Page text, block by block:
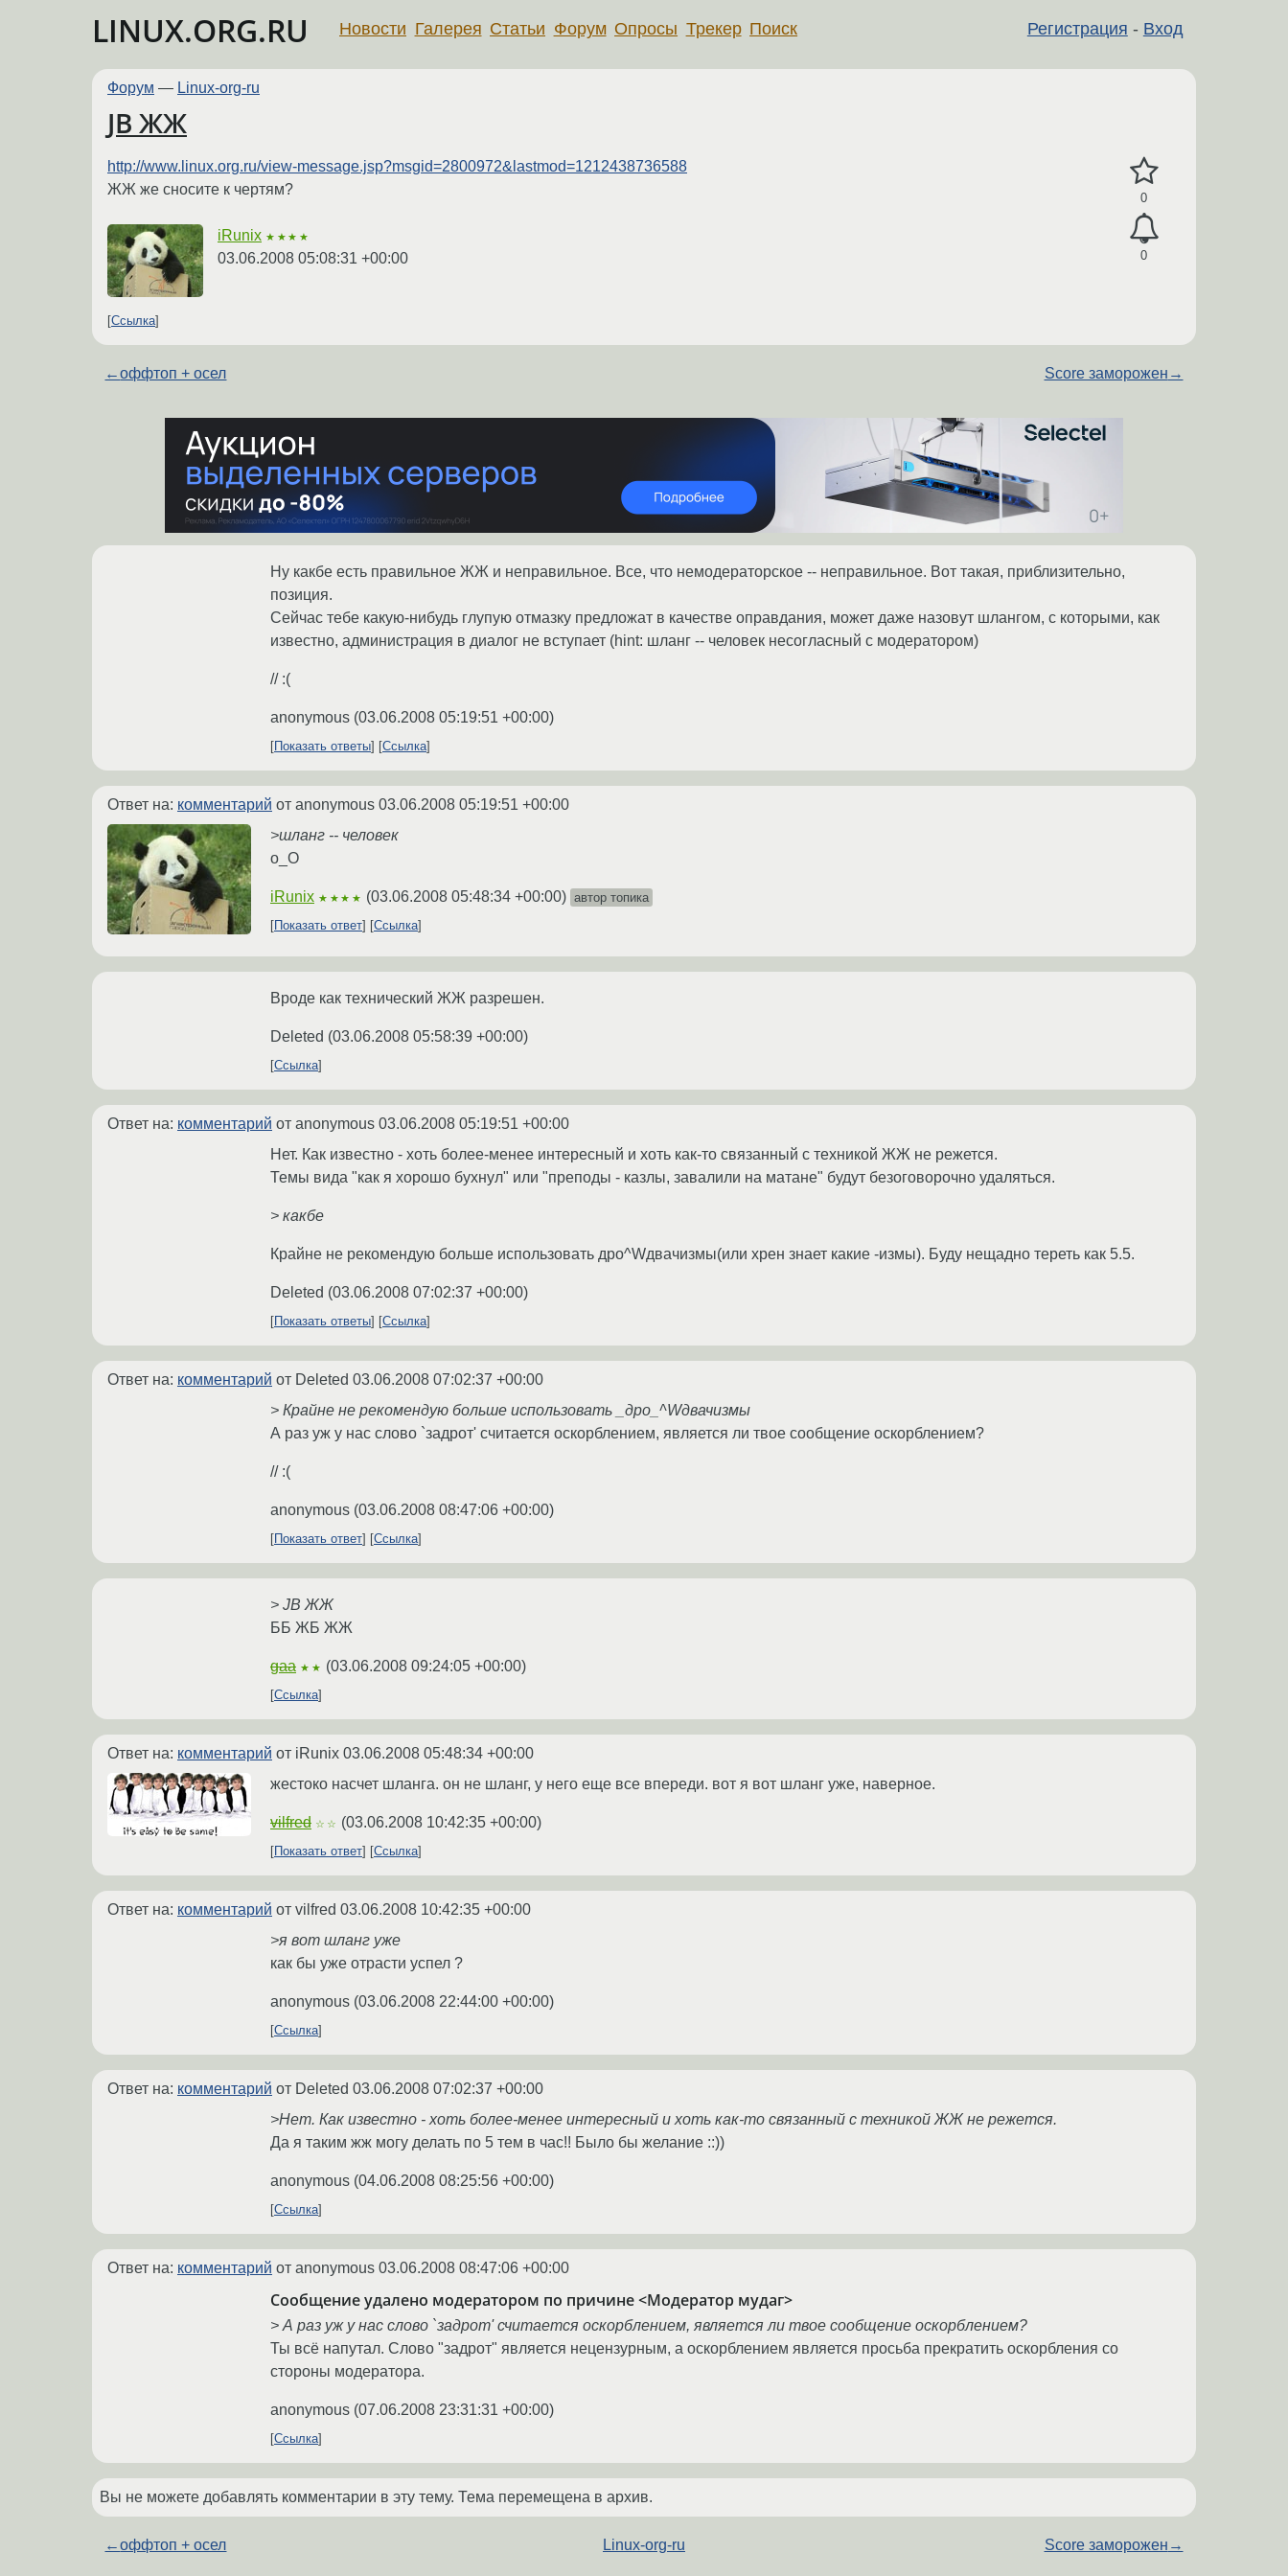
LINUX.ORG.RU Регистрация - Вход
Новости Галерея Статьи Форум Опросы Трекер Поиск
Форум — Linux-org-ru
JB ЖЖ
0
0
http://www.linux.org.ru/view-message.jsp?msgid=2800972&lastmod=1212438736588
ЖЖ же сносите к чертям?
iRunix ★★★★
03.06.2008 05:08:31 +00:00
Ссылка
←оффтоп + осел Score заморожен →
Ну какбе есть правильное ЖЖ и неправильное. Все, что немодераторское -- неправильное. Вот такая, приблизительно,
позиция.
Сейчас тебе какую-нибудь глупую отмазку предложат в качестве оправдания, может даже назовут шлангом, с которыми, как
известно, администрация в диалог не вступает (hint: шланг -- человек несогласный с модератором)
// :(
anonymous (03.06.2008 05:19:51 +00:00)
Показать ответы Ссылка
Ответ на: комментарий от anonymous 03.06.2008 05:19:51 +00:00
>шланг -- человек
о_О
iRunix ★★★★ (03.06.2008 05:48:34 +00:00) автор топика
Показать ответ
Ссылка
Вроде как технический ЖЖ разрешен.
Deleted (03.06.2008 05:58:39 +00:00)
Ссылка
Ответ на: комментарий от anonymous 03.06.2008 05:19:51 +00:00
Нет. Как известно - хоть более-менее интересный и хоть как-то связанный с техникой ЖЖ не режется.
Темы вида "как я хорошо бухнул" или "преподы - казлы, завалили на матане" будут безоговорочно удаляться.
> какбе
Крайне не рекомендую больше использовать дро^Wдвачизмы(или хрен знает какие -измы). Буду нещадно тереть как 5.5.
Deleted (03.06.2008 07:02:37 +00:00)
Показать ответы Ссылка
Ответ на: комментарий от Deleted 03.06.2008 07:02:37 +00:00
> Крайне не рекомендую больше использовать _дро_^Wдвачизмы
А раз уж у нас слово `задрот' считается оскорблением, является ли твое сообщение оскорблением?
// :(
anonymous (03.06.2008 08:47:06 +00:00)
Показать ответ Ссылка
> JB ЖЖ
ББ ЖБ ЖЖ
gaa ★★ (03.06.2008 09:24:05 +00:00)
Ссылка
Ответ на: комментарий от iRunix 03.06.2008 05:48:34 +00:00
жестоко насчет шланга. он не шланг, у него еще все впереди. вот я вот шланг уже, наверное.
vilfred ☆☆ (03.06.2008 10:42:35 +00:00)
Показать ответ Ссылка
Ответ на: комментарий от vilfred 03.06.2008 10:42:35 +00:00
>я вот шланг уже
как бы уже отрасти успел ?
anonymous (03.06.2008 22:44:00 +00:00)
Ссылка
Ответ на: комментарий от Deleted 03.06.2008 07:02:37 +00:00
>Нет. Как известно - хоть более-менее интересный и хоть как-то связанный с техникой ЖЖ не режется.
Да я таким жж могу делать по 5 тем в час!! Было бы желание ::))
anonymous (04.06.2008 08:25:56 +00:00)
Ссылка
Ответ на: комментарий от anonymous 03.06.2008 08:47:06 +00:00
Сообщение удалено модератором по причине <Модератор мудаг>
> А раз уж у нас слово `задрот' считается оскорблением, является ли твое сообщение оскорблением?
Ты всё напутал. Слово "задрот" является нецензурным, а оскорблением является просьба прекратить оскорбления со
стороны модератора.
anonymous (07.06.2008 23:31:31 +00:00)
Ссылка
Вы не можете добавлять комментарии в эту тему. Тема перемещена в архив.
←оффтоп + осел Linux-org-ru Score заморожен →